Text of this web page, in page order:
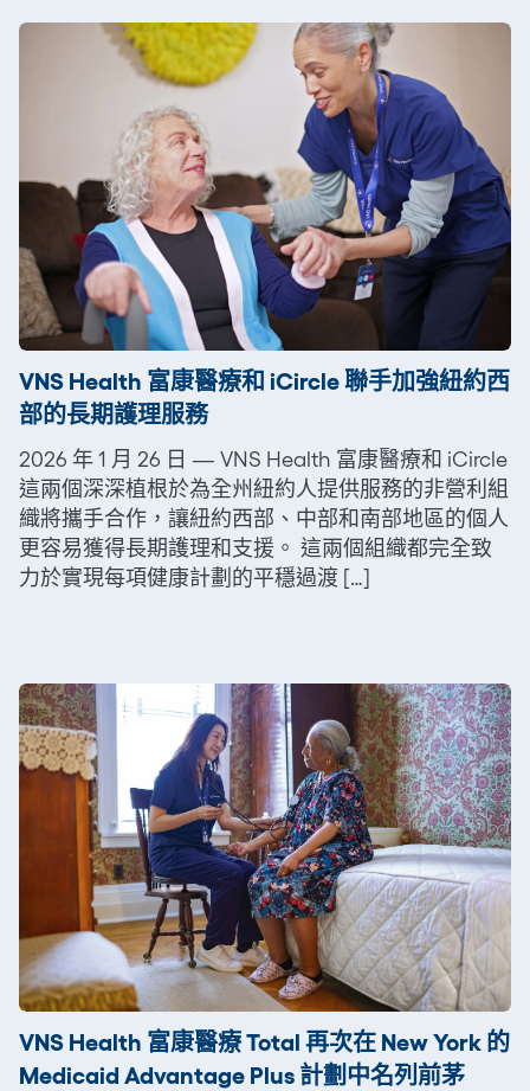
VNS Health 富康醫療和 iCircle 聯手加強紐約西
部的長期護理服務
2026 年 1 月 26 日 — VNS Health 富康醫療和 iCircle
這兩個深深植根於為全州紐約人提供服務的非營利組
織將攜手合作，讓紐約西部、中部和南部地區的個人
更容易獲得長期護理和支援。 這兩個組織都完全致
力於實現每項健康計劃的平穩過渡 […]
VNS Health 富康醫療 Total 再次在 New York 的
Medicaid Advantage Plus 計劃中名列前茅